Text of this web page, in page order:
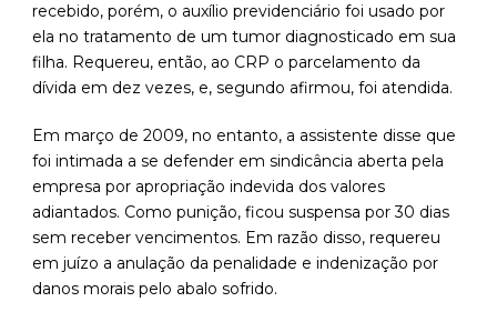
recebido, porém, o auxílio previdenciário foi usado por
ela no tratamento de um tumor diagnosticado em sua
filha. Requereu, então, ao CRP o parcelamento da
dívida em dez vezes, e, segundo afirmou, foi atendida.
Em março de 2009, no entanto, a assistente disse que
foi intimada a se defender em sindicância aberta pela
empresa por apropriação indevida dos valores
adiantados. Como punição, ficou suspensa por 30 dias
sem receber vencimentos. Em razão disso, requereu
em juízo a anulação da penalidade e indenização por
danos morais pelo abalo sofrido.